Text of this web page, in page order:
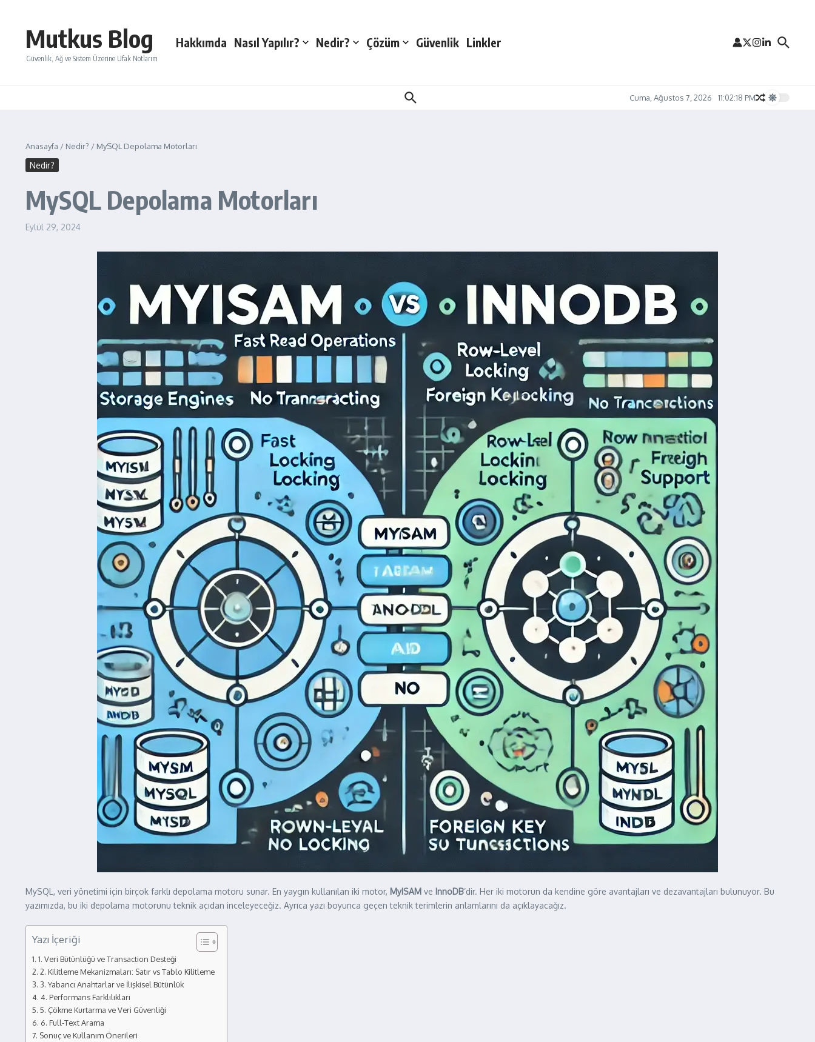
Mutkus Blog
Güvenlik, Ağ ve Sistem Üzerine Ufak Notlarım
Hakkımda Nasıl Yapılır? Nedir? Çözüm Güvenlik Linkler
Cuma, Ağustos 7, 2026 11:02:19 PM
Anasayfa / Nedir? / MySQL Depolama Motorları
Nedir?
MySQL Depolama Motorları
Eylül 29, 2024
MySQL, veri yönetimi için birçok farklı depolama motoru sunar. En yaygın kullanılan iki motor, MyISAM ve InnoDB’dir. Her iki motorun da kendine göre avantajları ve dezavantajları bulunuyor. Bu
yazımızda, bu iki depolama motorunu teknik açıdan inceleyeceğiz. Ayrıca yazı boyunca geçen teknik terimlerin anlamlarını da açıklayacağız.
Yazı İçeriği
1. Veri Bütünlüğü ve Transaction Desteği
2. Kilitleme Mekanizmaları: Satır vs Tablo Kilitleme
3. Yabancı Anahtarlar ve İlişkisel Bütünlük
4. Performans Farklılıkları
5. Çökme Kurtarma ve Veri Güvenliği
6. Full-Text Arama
Sonuç ve Kullanım Önerileri